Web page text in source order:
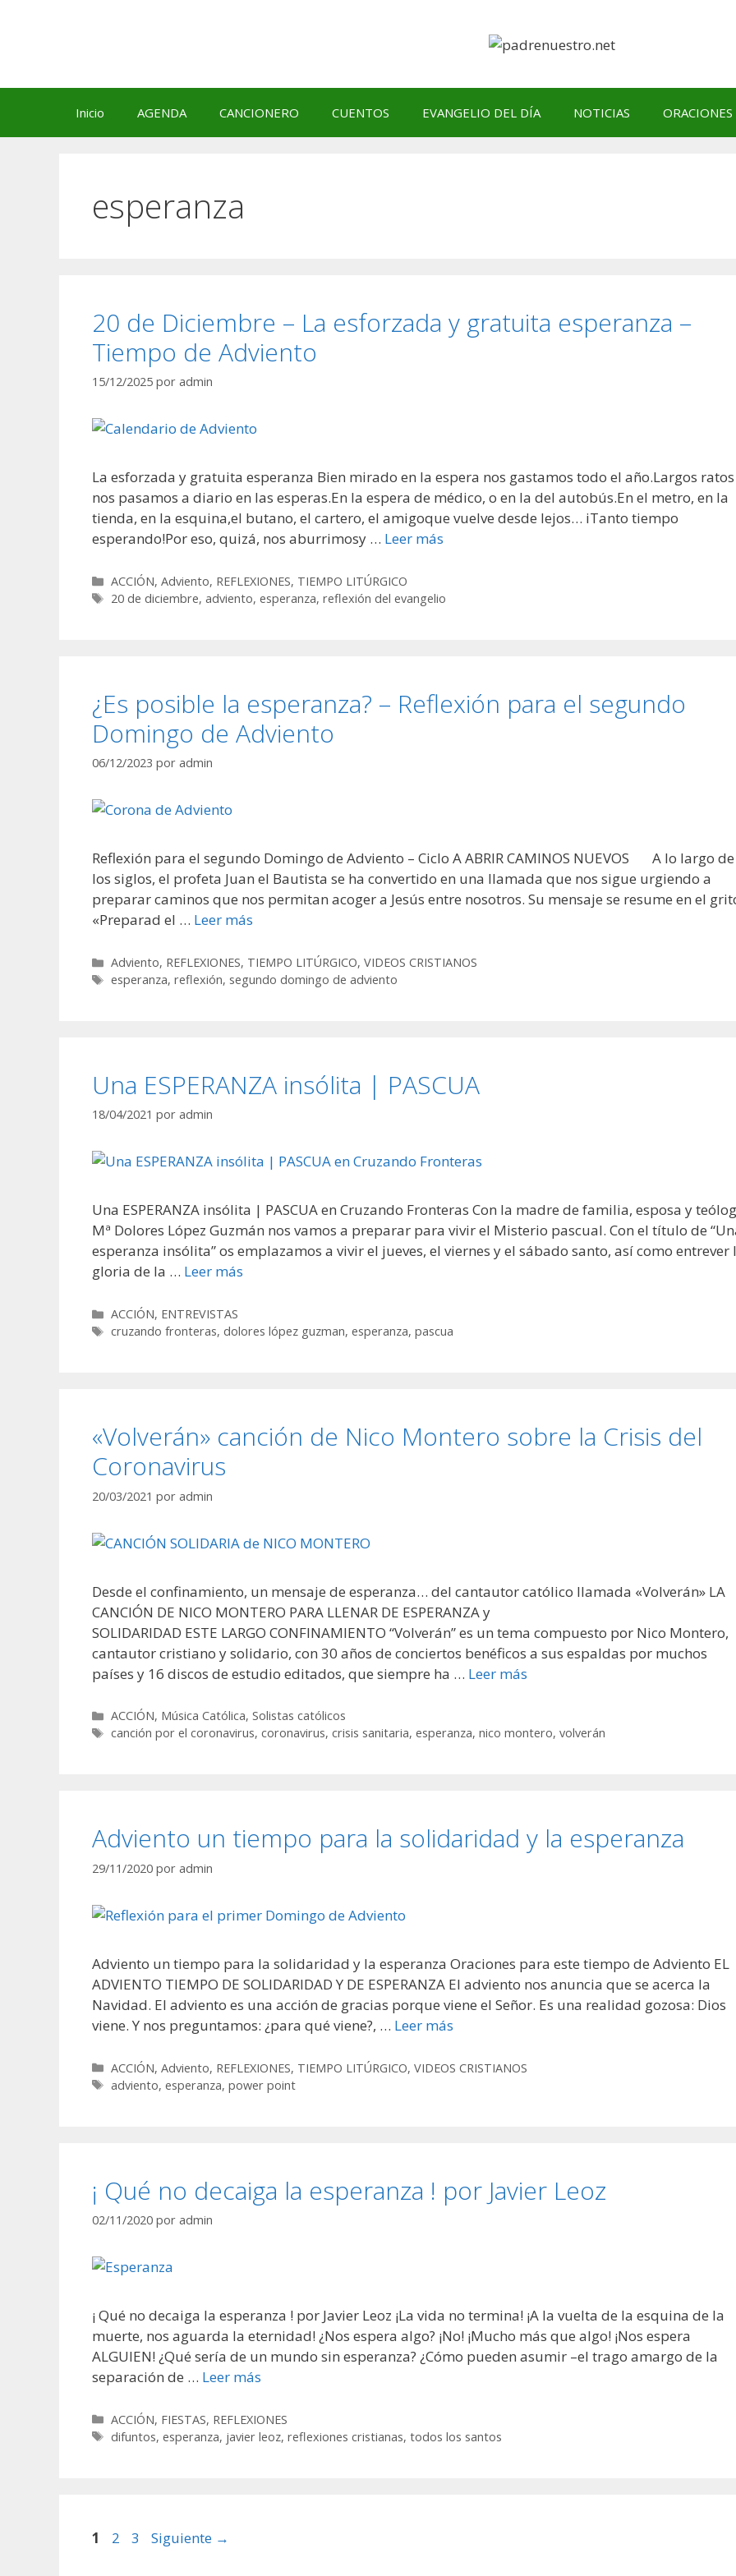
Inicio AGENDA CANCIONERO CUENTOS EVANGELIO DEL DÍA NOTICIAS ORACIONES
esperanza
20 de Diciembre – La esforzada y gratuita esperanza –
Tiempo de Adviento
15/12/2025 por admin
La esforzada y gratuita esperanza Bien mirado en la espera nos gastamos todo el año.Largos ratos
nos pasamos a diario en las esperas.En la espera de médico, o en la del autobús.En el metro, en la
tienda, en la esquina,el butano, el cartero, el amigoque vuelve desde lejos… iTanto tiempo
esperando!Por eso, quizá, nos aburrimosy … Leer más
Categorías
ACCIÓN,Adviento, REFLEXIONES, TIEMPO LITÚRGICO
Etiquetas
20 de diciembre,adviento,esperanza,reflexión del evangelio
¿Es posible la esperanza? – Reflexión para el segundo
Domingo de Adviento
06/12/2023 por admin
Reflexión para el segundo Domingo de Adviento – Ciclo A ABRIR CAMINOS NUEVOS A lo largo de
los siglos, el profeta Juan el Bautista se ha convertido en una llamada que nos sigue urgiendo a
preparar caminos que nos permitan acoger a Jesús entre nosotros. Su mensaje se resume en el
«Preparad el … Leer más
Categorías
Adviento, REFLEXIONES, TIEMPO LITÚRGICO,VIDEOS CRISTIANOS
Etiquetas
esperanza,reflexión, segundo domingo de adviento
Una ESPERANZA insólita | PASCUA
18/04/2021 por admin
Una ESPERANZA insólita | PASCUA en Cruzando Fronteras Con la madre de familia, esposa y
Mª Dolores López Guzmán nos vamos a preparar para vivir el Misterio pascual. Con el título de
esperanza insólita” os emplazamos a vivir el jueves, el viernes y el sábado santo, así como entrever
gloria de la … Leer más
Categorías
ACCIÓN, ENTREVISTAS
Etiquetas
cruzando fronteras,dolores lópez guzman,esperanza,pascua
«Volverán» canción de Nico Montero sobre la Crisis del
Coronavirus
20/03/2021 por admin
Desde el confinamiento, un mensaje de esperanza… del cantautor católico llamada «Volverán» LA
CANCIÓN DE NICO MONTERO PARA LLENAR DE ESPERANZA y
SOLIDARIDAD ESTE LARGO CONFINAMIENTO “Volverán” es un tema compuesto por Nico Montero,
cantautor cristiano y solidario, con 30 años de conciertos benéficos a sus espaldas por muchos
países y 16 discos de estudio editados, que siempre ha … Leer más
Categorías
ACCIÓN, Música Católica,Solistas católicos
Etiquetas
canción por el coronavirus,coronavirus,crisis sanitaria,esperanza,nico montero,volverán
Adviento un tiempo para la solidaridad y la esperanza
29/11/2020 por admin
Adviento un tiempo para la solidaridad y la esperanza Oraciones para este tiempo de Adviento EL
ADVIENTO TIEMPO DE SOLIDARIDAD Y DE ESPERANZA El adviento nos anuncia que se acerca la
Navidad. El adviento es una acción de gracias porque viene el Señor. Es una realidad gozosa: Dios
viene. Y nos preguntamos: ¿para qué viene?, … Leer más
Categorías
ACCIÓN,Adviento, REFLEXIONES, TIEMPO LITÚRGICO,VIDEOS CRISTIANOS
Etiquetas
adviento,esperanza,power point
¡ Qué no decaiga la esperanza ! por Javier Leoz
02/11/2020 por admin
¡ Qué no decaiga la esperanza ! por Javier Leoz ¡La vida no termina! ¡A la vuelta de la esquina de la
muerte, nos aguarda la eternidad! ¿Nos espera algo? ¡No! ¡Mucho más que algo! ¡Nos espera
ALGUIEN! ¿Qué sería de un mundo sin esperanza? ¿Cómo pueden asumir –el trago amargo de la
separación de … Leer más
Categorías
ACCIÓN, FIESTAS, REFLEXIONES
Etiquetas
difuntos,esperanza, javier leoz,reflexiones cristianas,todos los santos
Página
1 Página
2 Página
3 Siguiente →